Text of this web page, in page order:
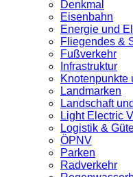
Denkmal
Eisenbahn
Energie und
Fliegendes &
Fußverkehr
Infrastruktur
Knotenpunkte
Landmarken
Landschaft
Light Electric
Logistik &
ÖPNV
Parken
Radverkehr